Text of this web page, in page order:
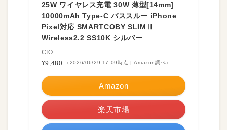
25W ワイヤレス充電 30W 薄型[14mm]
10000mAh Type-C パススルー iPhone
Pixel対応 SMARTCOBY SLIMⅡ
Wireless2.2 SS10K シルバー
CIO
¥9,480
（2026/06/29 17:09時点 | Amazon調べ）
Amazon
楽天市場